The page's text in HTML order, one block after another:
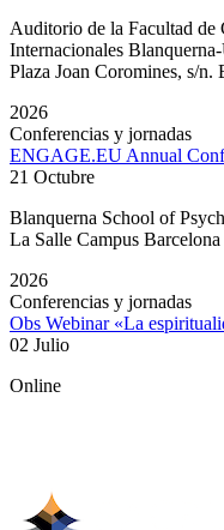
Auditorio de la Facultad de
Internacionales
Plaza Joan Coromines, s/n.
2026
Conferencias y jornadas
ENGAGE.EU Annual
21 Octubre
Blanquerna School of
La Salle Campus
2026
Conferencias y jornadas
Obs Webinar «La
02 Julio
Online